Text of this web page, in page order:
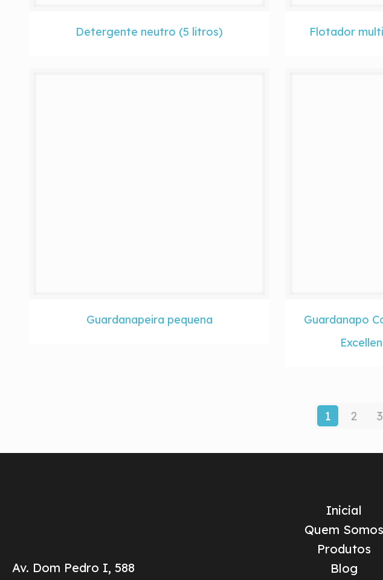
Detergente neutro (5 litros) Flotador
Guardanapeira pequena
Guardanapo
1 2 3
Av. Dom Pedro I, 588
Inicial
Quem Somos
Produtos
Blog